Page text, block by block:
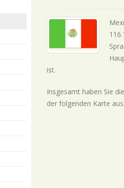
ist.
Insgesamt haben Sie
der folgenden Karte